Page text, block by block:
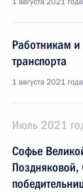
Работникам
транспорта
1 августа 2021
Июль 2021
Софье
Поздняковой,